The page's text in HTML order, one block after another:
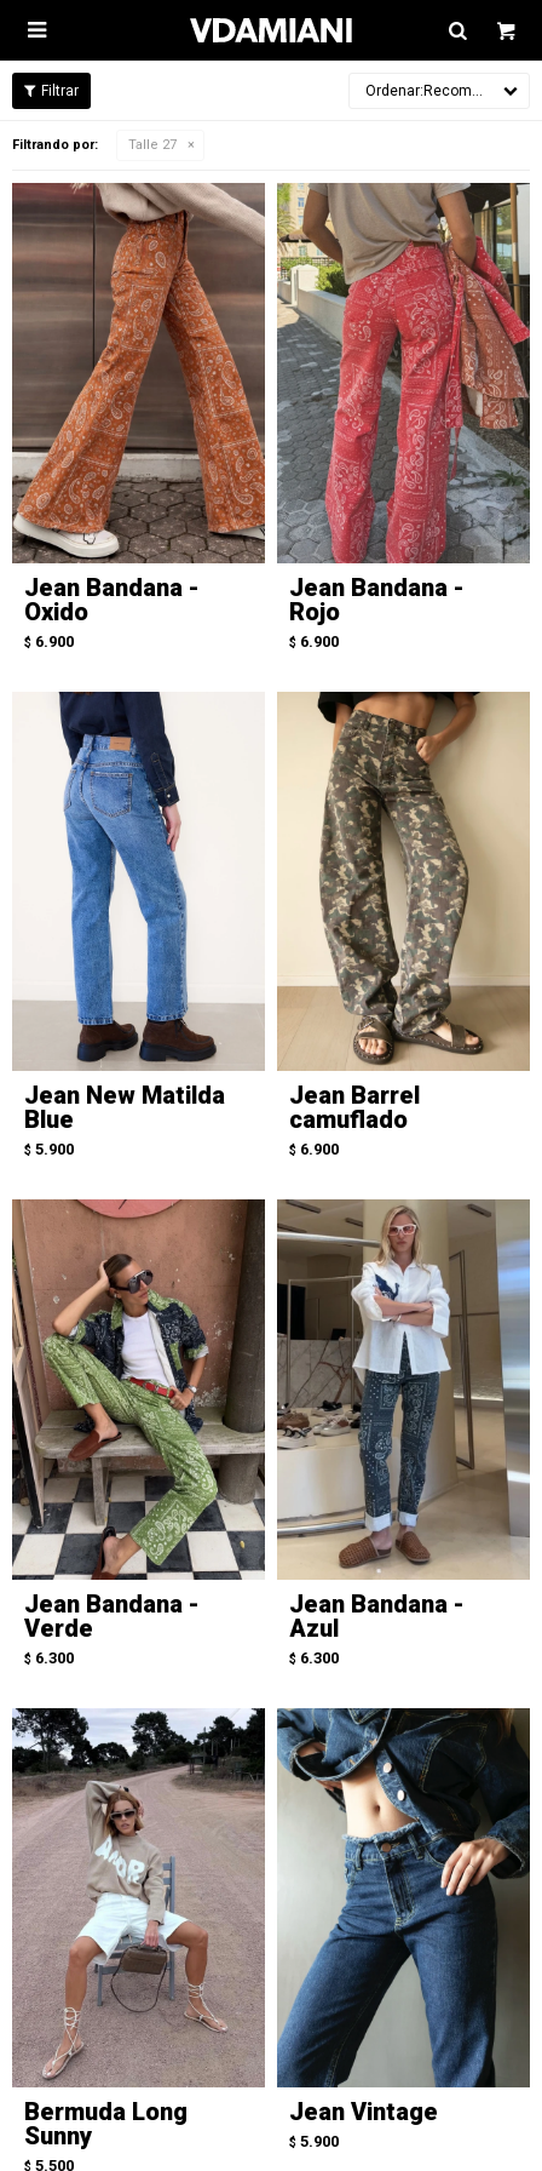

Recomendados
Filtrando por: Talle 27
Jean Bandana -
Oxido
$ 6.900
Jean Bandana -
Rojo
$ 6.900
Jean New Matilda
Blue
$ 5.900
Jean Barrel
camuflado
$ 6.900
Jean Bandana -
Verde
$ 6.300
Jean Bandana -
Azul
$ 6.300
Bermuda Long
Sunny
$ 5.500
Jean Vintage
$ 5.900